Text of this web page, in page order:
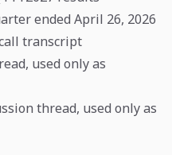
ended April 26, 2026
transcript
used only as
thread, used only as